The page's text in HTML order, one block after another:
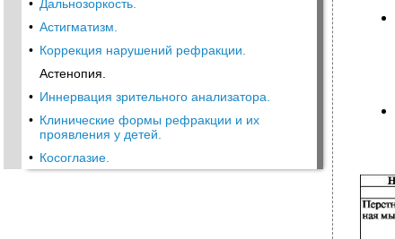
• Дальнозоркость.
• Астигматизм.
• Коррекция нарушений рефракции.
Астенопия.
• Иннервация зрительного анализатора.
• Клинические формы рефракции и их
проявления у детей.
• Косоглазие.